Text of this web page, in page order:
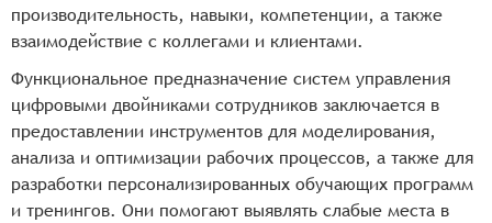
производительность, навыки, компетенции, а также
взаимодействие с коллегами и клиентами.
Функциональное предназначение систем управления
цифровыми двойниками сотрудников заключается в
предоставлении инструментов для моделирования,
анализа и оптимизации рабочих процессов, а также для
разработки персонализированных обучающих программ
и тренингов. Они помогают выявлять слабые места в